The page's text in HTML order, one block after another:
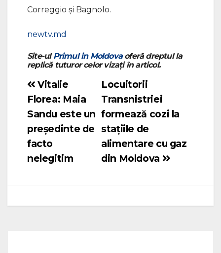
Correggio și Bagnolo.
newtv.md
Site-ulPrimul in Moldovaoferă dreptul la
replică tuturor celor vizați în articol.
Navigare
în
Locuitorii
Transnistriei
formează cozi la
stațiile de
alimentare cu gaz
din Moldova
Vitalie
Florea: Maia
Sandu este un
președinte de
facto
nelegitim